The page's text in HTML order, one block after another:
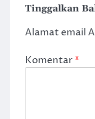
Tinggalkan
Alamat email
Komentar*